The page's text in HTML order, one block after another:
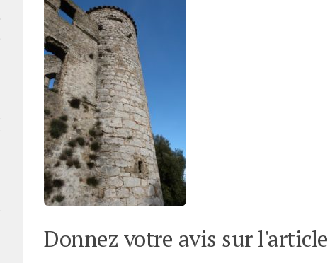
Donnez votre avis sur l'article